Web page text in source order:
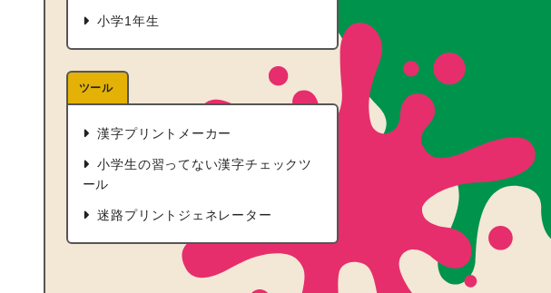
小学1年生
ツール
漢字プリントメーカー
小学生の習ってない漢字チェックツ
ール
迷路プリントジェネレーター